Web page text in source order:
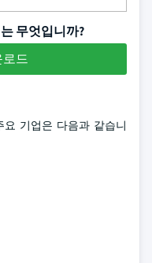
무엇입니까?
로드
기업은 다음과 같습니